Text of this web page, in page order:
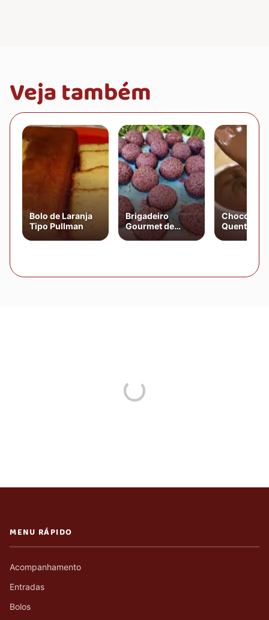
Veja também
Bolo de Laranja
Tipo Pullman
Brigadeiro
Gourmet de
Chocolate
Chocolate
Quente
MENU RÁPIDO
Acompanhamento
Entradas
Bolos